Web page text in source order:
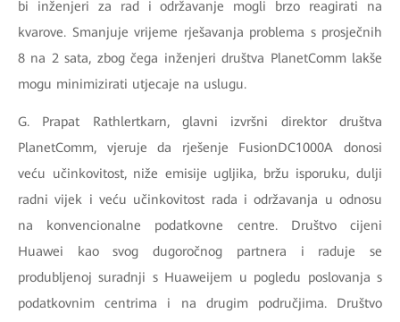
bi inženjeri za rad i održavanje mogli brzo reagirati na
kvarove. Smanjuje vrijeme rješavanja problema s prosječnih
8 na 2 sata, zbog čega inženjeri društva PlanetComm lakše
mogu minimizirati utjecaje na uslugu.
G. Prapat Rathlertkarn, glavni izvršni direktor društva
PlanetComm, vjeruje da rješenje FusionDC1000A donosi
veću učinkovitost, niže emisije ugljika, bržu isporuku, dulji
radni vijek i veću učinkovitost rada i održavanja u odnosu
na konvencionalne podatkovne centre. Društvo cijeni
Huawei kao svog dugoročnog partnera i raduje se
produbljenoj suradnji s Huaweijem u pogledu poslovanja s
podatkovnim centrima i na drugim područjima. Društvo